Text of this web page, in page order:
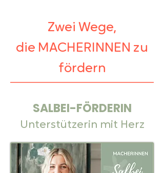
Zwei Wege,
die MACHERINNEN zu
fördern
SALBEI-FÖRDERIN
Unterstützerin mit Herz